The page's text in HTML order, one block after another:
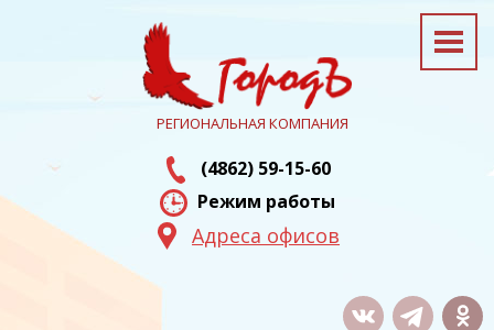
РЕГИОНАЛЬНАЯ КОМПАНИЯ
(4862) 59-15-60
Режим работы
Адреса офисов